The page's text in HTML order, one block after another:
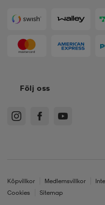
Följ oss
Köpvillkor Medlemsvillkor
Cookies
Sitemap